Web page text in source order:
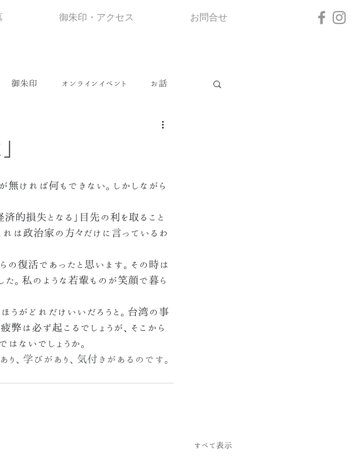
御朱印・アクセス お問合せ
御朱印 オンラインイベント お話
ければ何もできない。しかしながら
済的損失となる」目先の利を取ること
れは政治家の方々だけに言っているわ
の復活であったと思います。その時は
た。私のような若輩ものが笑顔で暮ら
うがどれだけいいだろうと。台湾の事
は必ず起こるでしょうが、そこから
ないでしょうか。
り、学びがあり、気付きがあるのです。
すべて表示